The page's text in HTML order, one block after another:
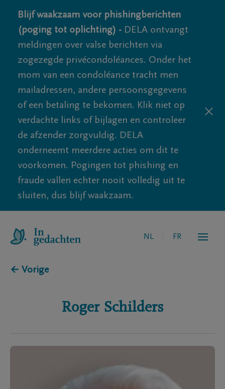
Blijf waakzaam voor phishingberichten
(poging tot oplichting) - DELA ontvangt
meldingen over valse berichten via
zogezegde privécondoléances. Onder het
mom van een condoléance tracht men
mailadressen, andere persoonsgegevens
of een betaling te bekomen. Klik niet op
verdachte links of bijlagen en controleer
de afzender zorgvuldig. DELA
onderneemt meerdere acties om dit te
voorkomen. Pogingen tot phishing en
fraude vallen echter nooit volledig uit te
sluiten, dus blijf waakzaam.
NL FR
← Vorige
Roger Schilders